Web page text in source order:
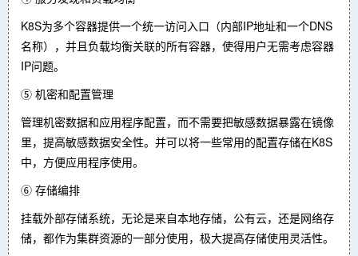
K8S为多个容器提供一个统一访问入口（内部IP地址和一个DNS
名称），并且负载均衡关联的所有容器，使得用户无需考虑容器
IP问题。
⑤ 机密和配置管理
管理机密数据和应用程序配置，而不需要把敏感数据暴露在镜像
里，提高敏感数据安全性。并可以将一些常用的配置存储在K8S
中，方便应用程序使用。
⑥ 存储编排
挂载外部存储系统，无论是来自本地存储，公有云，还是网络存
储，都作为集群资源的一部分使用，极大提高存储使用灵活性。